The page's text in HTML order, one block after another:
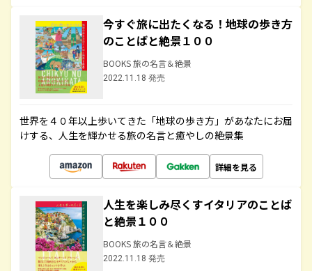
今すぐ旅に出たくなる！地球の歩き方
のことばと絶景１００
BOOKS 旅の名言＆絶景
2022.11.18 発売
世界を４０年以上歩いてきた「地球の歩き方」があなたにお届
けする、人生を輝かせる旅の名言と癒やしの絶景集
詳細を見る
人生を楽しみ尽くすイタリアのことば
と絶景１００
BOOKS 旅の名言＆絶景
2022.11.18 発売